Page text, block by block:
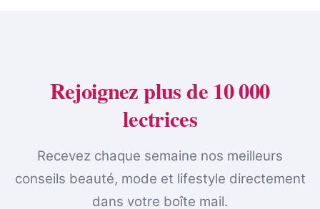
Rejoignez plus de 10 000
lectrices
Recevez chaque semaine nos meilleurs
conseils beauté, mode et lifestyle directement
dans votre boîte mail.